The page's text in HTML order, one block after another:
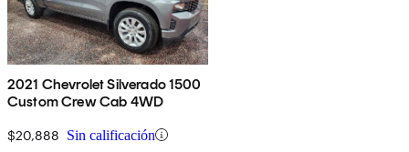
2021 Chevrolet Silverado 1500
Custom Crew Cab 4WD
$20,888 Sin calificación